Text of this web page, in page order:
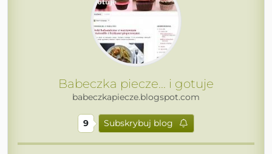
Babeczka piecze... i gotuje
babeczkapiecze.blogspot.com
9 Subskrybuj blog